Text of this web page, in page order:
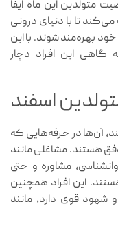
متولدین این ماه ایفا
تا با دنیای درونی
خود بهره‌مند شوند. با این
گاهی این افراد دچار
اسفند
آن‌ها در حرفه‌هایی که
هستند. مشاغلی مانند
مشاوره و حتی
این افراد همچنین
شهود قوی دارد، مانند